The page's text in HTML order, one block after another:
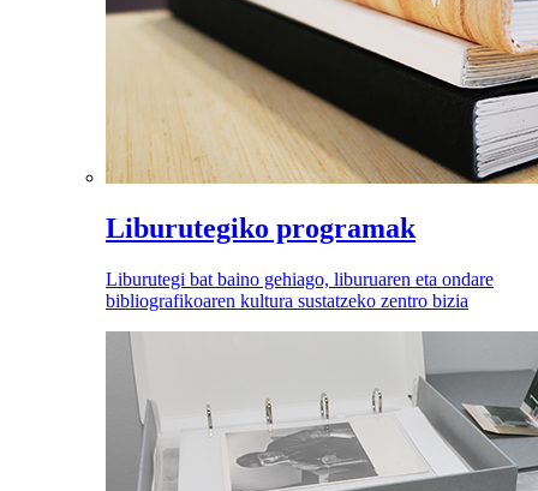
Liburutegiko programak
Liburutegi bat baino gehiago, liburuaren eta ondare
bibliografikoaren kultura sustatzeko zentro bizia